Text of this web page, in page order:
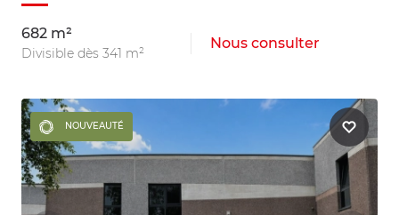
682 m²
Divisible dès 341 m²
Nous consulter
NOUVEAUTÉ